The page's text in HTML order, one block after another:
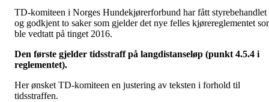
TD-komiteen i Norges Hundekjørerforbund har fått styrebehandlet
og godkjent to saker som gjelder det nye felles kjørereglementet
ble vedtatt på tinget 2016.
Den første gjelder tidsstraff på langdistanseløp (punkt 4.5.4 i
reglementet).
Her ønsket TD-komiteen en justering av teksten i forhold til
tidsstraffen.